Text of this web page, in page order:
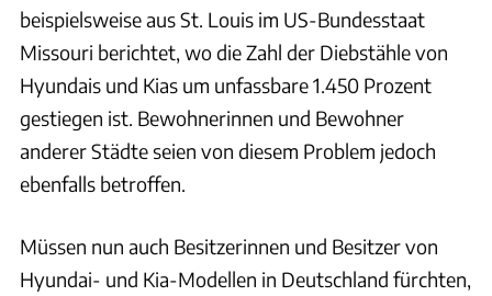
beispielsweise aus St. Louis im US-Bundesstaat
Missouri berichtet, wo die Zahl der Diebstähle von
Hyundais und Kias um unfassbare 1.450 Prozent
gestiegen ist. Bewohnerinnen und Bewohner
anderer Städte seien von diesem Problem jedoch
ebenfalls betroffen.
Müssen nun auch Besitzerinnen und Besitzer von
Hyundai- und Kia-Modellen in Deutschland fürchten,